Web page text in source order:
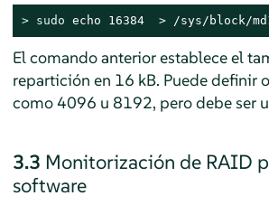
> sudo echo 16384  > /sys/block/
El comando anterior establece el
repartición en 16 kB. Puede definir
como 4096 u 8192, pero debe ser
3.3 Monitorización de RAID
software